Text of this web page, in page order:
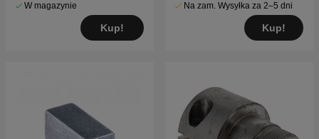
W magazynie
Kup!
Na zam. Wysyłka za 2–5 dni
Kup!